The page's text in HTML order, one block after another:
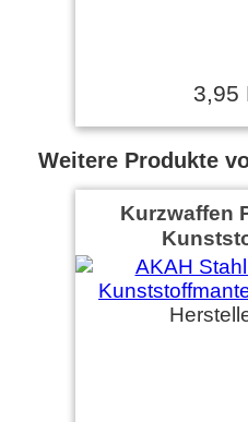
3,95
Weitere Produkte
Kurzwaffen